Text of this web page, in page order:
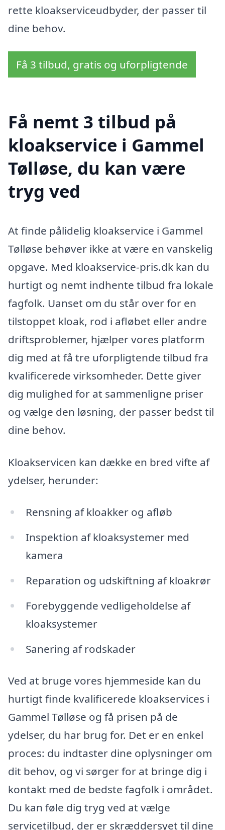
rette kloakserviceudbyder, der passer til
dine behov.
Få 3 tilbud, gratis og uforpligtende
Få nemt 3 tilbud på
kloakservice i Gammel
Tølløse, du kan være
tryg ved
At finde pålidelig kloakservice i Gammel
Tølløse behøver ikke at være en vanskelig
opgave. Med kloakservice-pris.dk kan du
hurtigt og nemt indhente tilbud fra lokale
fagfolk. Uanset om du står over for en
tilstoppet kloak, rod i afløbet eller andre
driftsproblemer, hjælper vores platform
dig med at få tre uforpligtende tilbud fra
kvalificerede virksomheder. Dette giver
dig mulighed for at sammenligne priser
og vælge den løsning, der passer bedst til
dine behov.
Kloakservicen kan dække en bred vifte af
ydelser, herunder:
Rensning af kloakker og afløb
Inspektion af kloaksystemer med
kamera
Reparation og udskiftning af kloakrør
Forebyggende vedligeholdelse af
kloaksystemer
Sanering af rodskader
Ved at bruge vores hjemmeside kan du
hurtigt finde kvalificerede kloakservices i
Gammel Tølløse og få prisen på de
ydelser, du har brug for. Det er en enkel
proces: du indtaster dine oplysninger om
dit behov, og vi sørger for at bringe dig i
kontakt med de bedste fagfolk i området.
Du kan føle dig tryg ved at vælge
servicetilbud, der er skræddersyet til dine